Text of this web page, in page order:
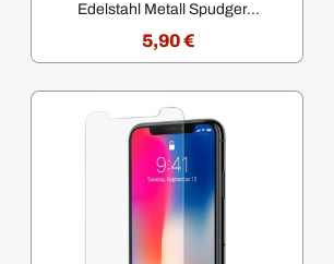
Edelstahl Metall Spudger...
5,90 €